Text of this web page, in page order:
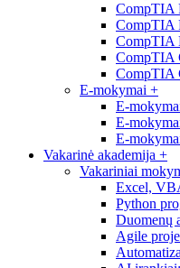
CompTIA
CompTIA
CompTIA
CompTIA
CompTIA
E-mokymai +
E-
E-
E-
Vakarinė akademija +
Vakariniai
Excel,
Python
Duomenų
Agile